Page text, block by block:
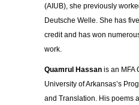
(AIUB), she previously
Deutsche Welle. She has
credit and has won
work.
Quamrul Hassan is an MFA
University of Arkansas’s
and Translation. His poems